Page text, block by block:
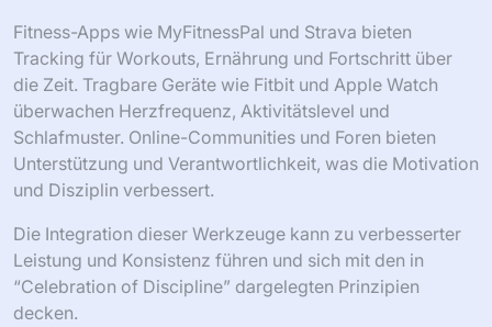
Fitness-Apps wie MyFitnessPal und Strava bieten
Tracking für Workouts, Ernährung und Fortschritt über
die Zeit. Tragbare Geräte wie Fitbit und Apple Watch
überwachen Herzfrequenz, Aktivitätslevel und
Schlafmuster. Online-Communities und Foren bieten
Unterstützung und Verantwortlichkeit, was die Motivation
und Disziplin verbessert.
Die Integration dieser Werkzeuge kann zu verbesserter
Leistung und Konsistenz führen und sich mit den in
“Celebration of Discipline” dargelegten Prinzipien
decken.